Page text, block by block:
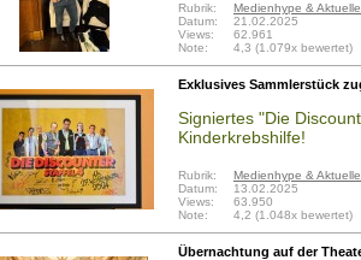
Rubrik:
Medienhype &
Datum:
21.02.2025
Views:
62.961
Note:
4,3 (1.079x bewertet)
Exklusives Sammlerstück
Signiertes "Die
Kinderkrebshilfe!
Rubrik:
Medienhype &
Datum:
13.02.2025
Views:
63.950
Note:
4,2 (1.048x bewertet)
Übernachtung auf der